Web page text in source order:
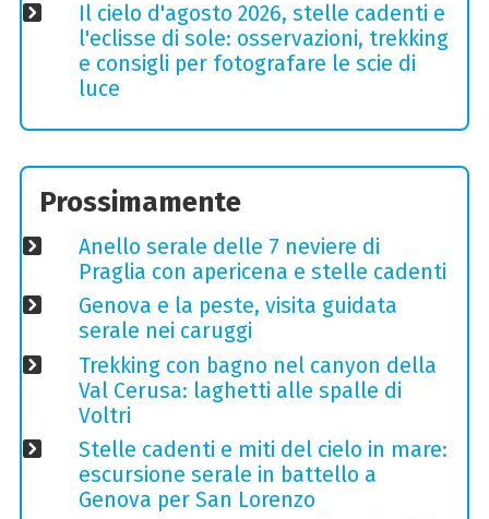
Il cielo d'agosto 2026, stelle cadenti e
l'eclisse di sole: osservazioni, trekking
e consigli per fotografare le scie di
luce
Prossimamente
Anello serale delle 7 neviere di
Praglia con apericena e stelle cadenti
Genova e la peste, visita guidata
serale nei caruggi
Trekking con bagno nel canyon della
Val Cerusa: laghetti alle spalle di
Voltri
Stelle cadenti e miti del cielo in mare:
escursione serale in battello a
Genova per San Lorenzo